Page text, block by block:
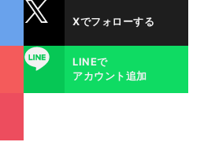
Xでフォローする
LINE
LINEで
アカウント追加